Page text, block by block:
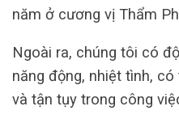
năm ở cương vị Thẩm
Ngoài ra, chúng tôi có
năng động, nhiệt tình,
và tận tụy trong công